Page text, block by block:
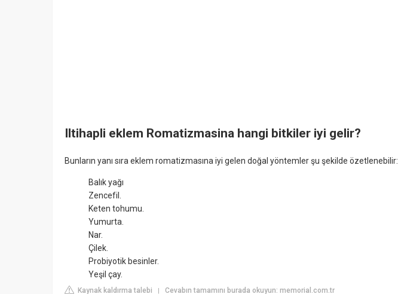
Iltihapli eklem Romatizmasina hangi bitkiler iyi gelir?
Bunların yanı sıra eklem romatizmasına iyi gelen doğal yöntemler şu şekilde özetlenebilir:
Balık yağı
Zencefil.
Keten tohumu.
Yumurta.
Nar.
Çilek.
Probiyotik besinler.
Yeşil çay.
Kaynak kaldırma talebi | Cevabın tamamını burada okuyun: memorial.com.tr